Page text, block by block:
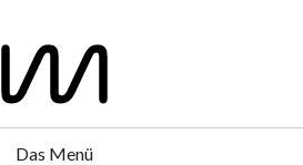
Das Menü